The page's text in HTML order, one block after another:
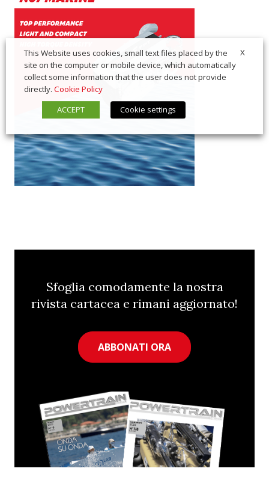
Sfoglia comodamente la nostra
rivista cartacea e rimani aggiornato!
ABBONATI ORA
X
This Website uses cookies, small text files placed by the
site on the computer or mobile device, which automatically
collect some information that the user does not provide
directly. Cookie Policy
ACCEPT
Cookie settings